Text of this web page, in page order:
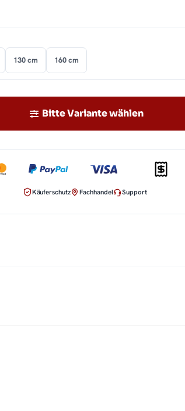
130 cm 160 cm
Bitte Variante wählen
Käuferschutz Fachhandel Support